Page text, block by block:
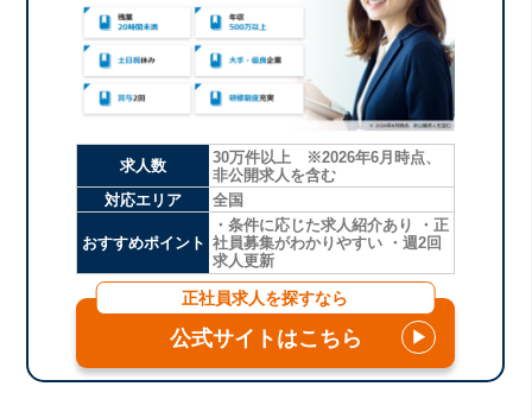
求人数
30万件以上 ※2026年6月時点、
非公開求人を含む
対応エリア
全国
おすすめポイント
・条件に応じた求人紹介あり ・正
社員募集がわかりやすい ・週2回
求人更新
正社員求人を探すなら
公式サイトはこちら ▶